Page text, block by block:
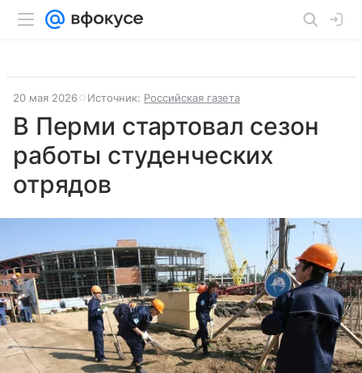
20 мая 2026 Источник: Российская газета
В Перми стартовал сезон
работы студенческих
отрядов